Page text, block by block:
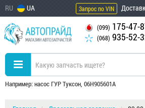
RU UA Запрос по VIN
(099) 175-47-
(068) 935-52-
Например: насос ГУР Туксон, 06H905601A